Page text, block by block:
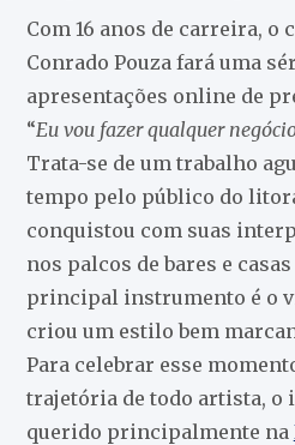
Com 16 anos de carreira, o
Conrado Pouza fará uma
apresentações online de
“Eu vou fazer qualquer
Trata-se de um trabalho
tempo pelo público do
conquistou com suas
nos palcos de bares e
principal instrumento é o
criou um estilo bem
Para celebrar esse
trajetória de todo artista, o
querido principalmente na